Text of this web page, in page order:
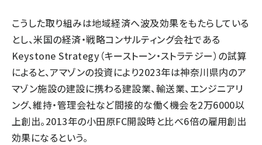
こうした取り組みは地域経済へ波及効果をもたらしている
とし、米国の経済・戦略コンサルティング会社である
Keystone Strategy（キーストーン・ストラテジー）の試算
によると、アマゾンの投資により2023年は神奈川県内のア
マゾン施設の建設に携わる建設業、輸送業、エンジニアリ
ング、維持・管理会社など間接的な働く機会を2万6000以
上創出。2013年の小田原FC開設時と比べ6倍の雇用創出
効果になるという。